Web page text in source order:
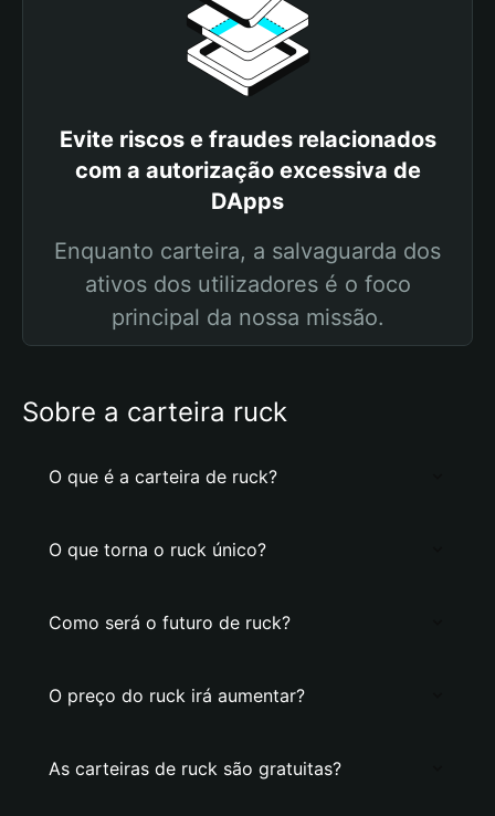
Evite riscos e fraudes relacionados
com a autorização excessiva de
DApps
Enquanto carteira, a salvaguarda dos
ativos dos utilizadores é o foco
principal da nossa missão.
Sobre a carteira ruck
O que é a carteira de ruck?
O que torna o ruck único?
Como será o futuro de ruck?
O preço do ruck irá aumentar?
As carteiras de ruck são gratuitas?